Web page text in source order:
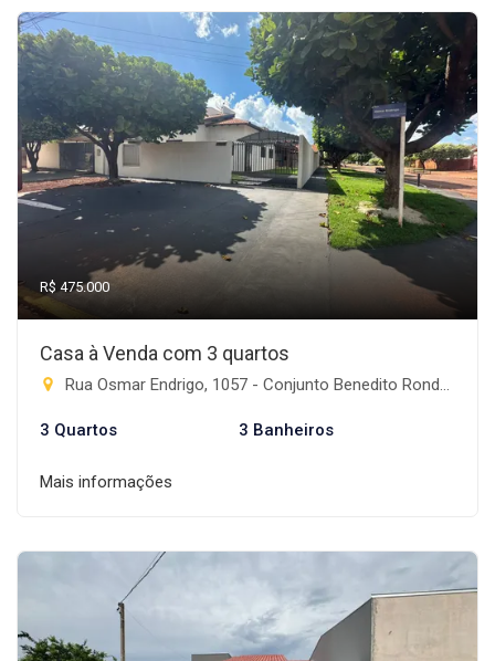
R$ 475.000
Casa à Venda com 3 quartos
Rua Osmar Endrigo, 1057 - Conjunto Benedito Rondon, Rio Brilhante-MS
3 Quartos 3 Banheiros
Mais informações